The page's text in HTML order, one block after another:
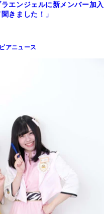
エンジェルに新メンバー加入
きました！」
アニュース